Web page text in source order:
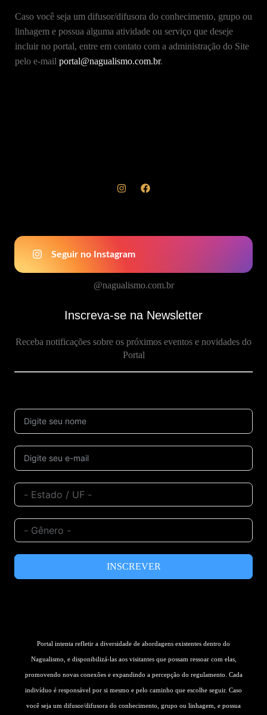
Caso você seja um difusor/difusora do conhecimento, grupo ou
linhagem e possua alguma atividade ou serviço que deseje
incluir no portal, entre em contato com a administração do Site
pelo e-mail portal@nagualismo.com.br.
Seguir no Instagram
@nagualismo.com.br
Inscreva-se na Newsletter
Receba notificações sobre os próximos eventos e novidades do
Portal
INSCREVER
Portal intenta refletir a diversidade de abordagens existentes dentro do
Nagualismo, e disponibilizá-las aos visitantes que possam ressoar com elas,
promovendo novas conexões e expandindo a percepção do regulamento. Cada
indivíduo é responsável por si mesmo e pelo caminho que escolhe seguir. Caso
você seja um difusor/difusora do conhecimento, grupo ou linhagem, e possua